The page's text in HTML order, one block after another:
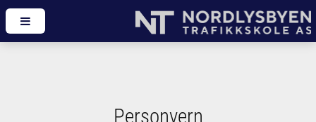
Personvern